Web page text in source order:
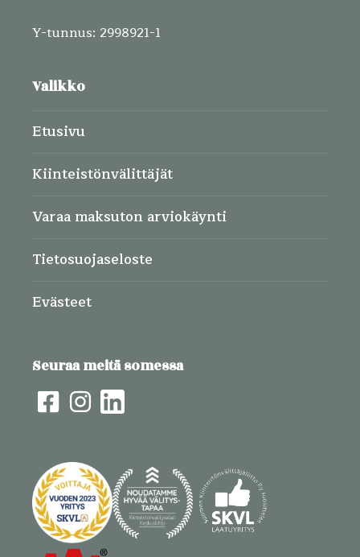
Y-tunnus: 2998921-1
Valikko
Etusivu
Kiinteistönvälittäjät
Varaa maksuton arviokäynti
Tietosuojaseloste
Evästeet
Seuraa meitä somessa